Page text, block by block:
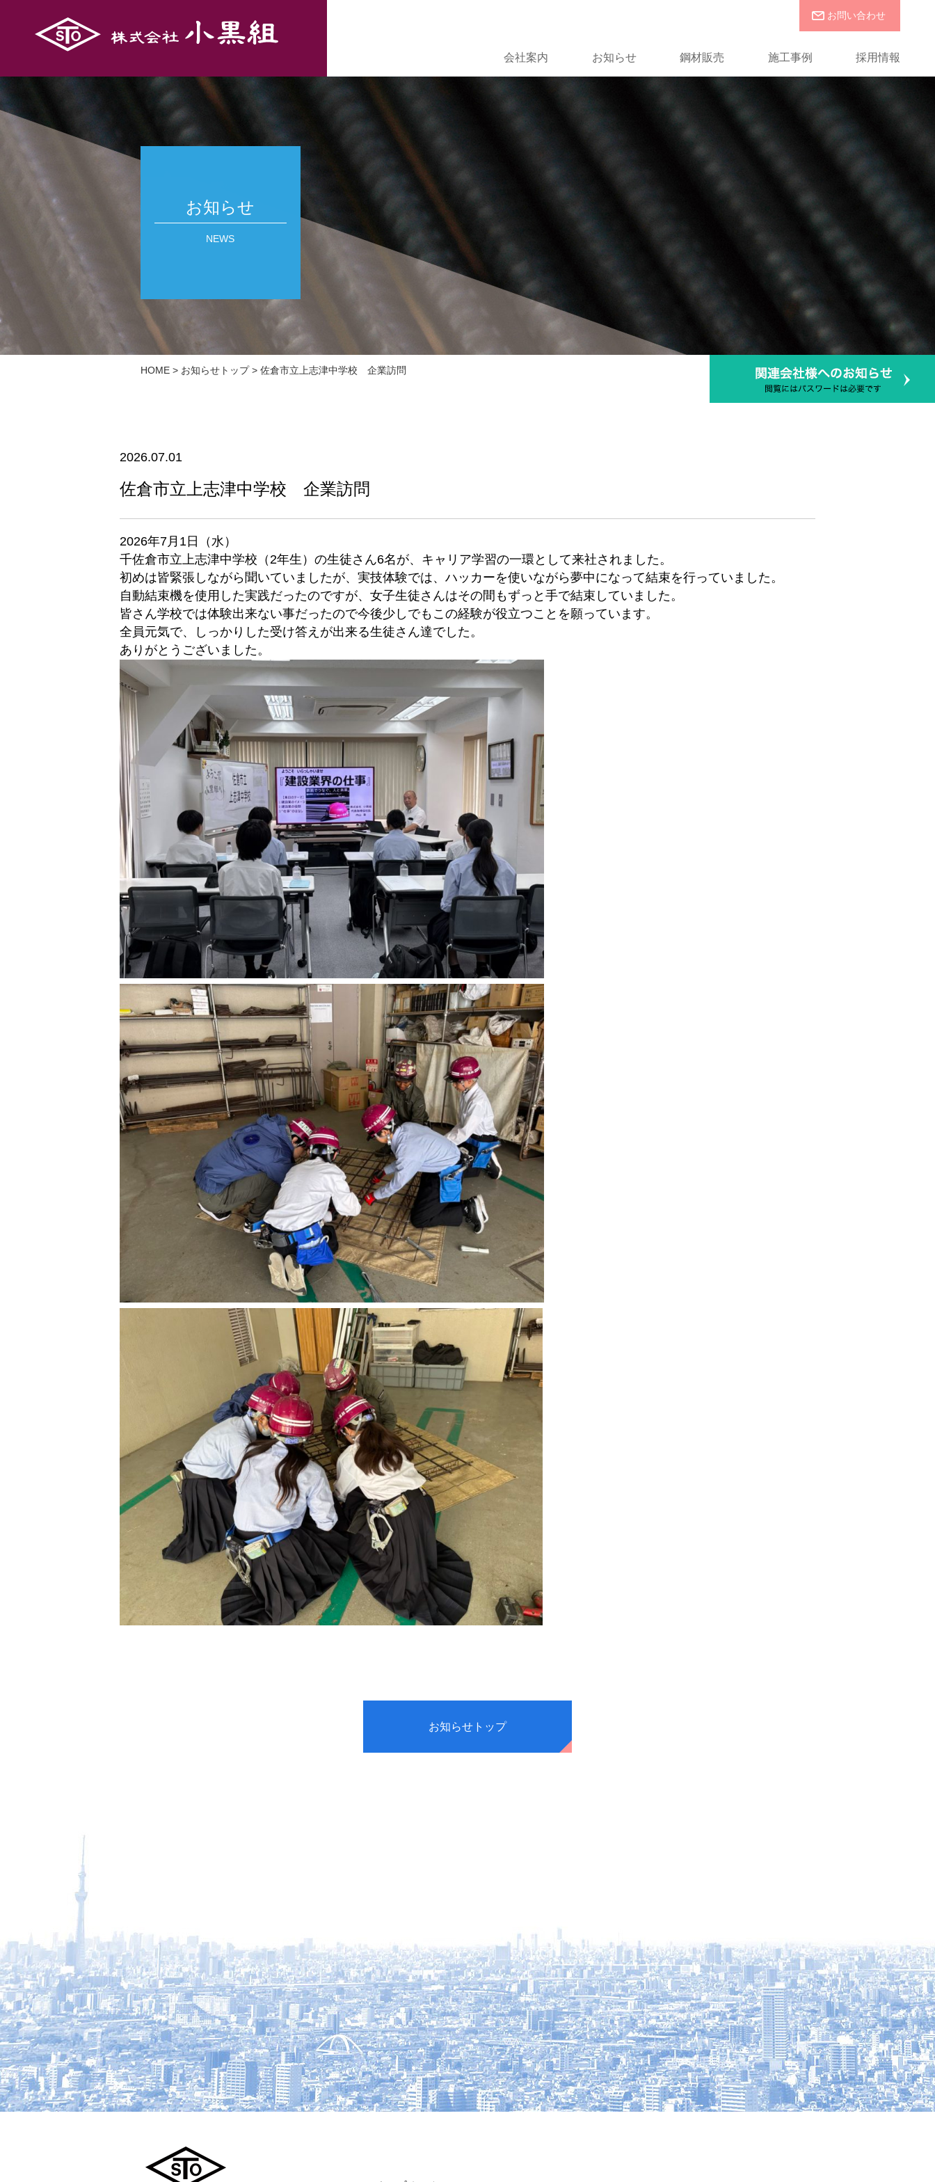
会社案内 お知らせ 鋼材販売 施工事例 採用情報
お問い合わせ
お知らせ
NEWS
HOME> お知らせトップ> 佐倉市立上志津中学校 企業訪問
2026.07.01
佐倉市立上志津中学校 企業訪問
2026年7月1日（水）
千佐倉市立上志津中学校（2年生）の生徒さん6名が、キャリア学習の一環として来社されました。
初めは皆緊張しながら聞いていましたが、実技体験では、ハッカーを使いながら夢中になって結束を行っていました。
自動結束機を使用した実践だったのですが、女子生徒さんはその間もずっと手で結束していました。
皆さん学校では体験出来ない事だったので今後少しでもこの経験が役立つことを願っています。
全員元気で、しっかりした受け答えが出来る生徒さん達でした。
ありがとうございました。
お知らせトップ